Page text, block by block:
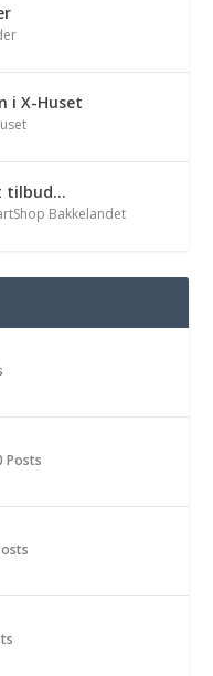
i X-Huset
tilbud…
Bakkelandet
Posts